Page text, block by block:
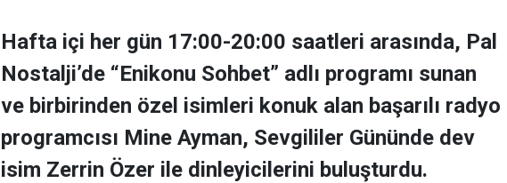
Hafta içi her gün 17:00-20:00 saatleri arasında, Pal
Nostalji’de “Enikonu Sohbet” adlı programı sunan
ve birbirinden özel isimleri konuk alan başarılı radyo
programcısı Mine Ayman, Sevgililer Gününde dev
isim Zerrin Özer ile dinleyicilerini buluşturdu.